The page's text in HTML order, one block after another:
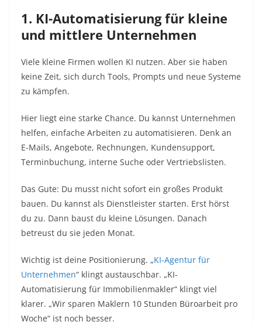
1. KI-Automatisierung für kleine
und mittlere Unternehmen
Viele kleine Firmen wollen KI nutzen. Aber sie haben
keine Zeit, sich durch Tools, Prompts und neue Systeme
zu kämpfen.
Hier liegt eine starke Chance. Du kannst Unternehmen
helfen, einfache Arbeiten zu automatisieren. Denk an
E-Mails, Angebote, Rechnungen, Kundensupport,
Terminbuchung, interne Suche oder Vertriebslisten.
Das Gute: Du musst nicht sofort ein großes Produkt
bauen. Du kannst als Dienstleister starten. Erst hörst
du zu. Dann baust du kleine Lösungen. Danach
betreust du sie jeden Monat.
Wichtig ist deine Positionierung. „KI-Agentur für
Unternehmen“ klingt austauschbar. „KI-
Automatisierung für Immobilienmakler“ klingt viel
klarer. „Wir sparen Maklern 10 Stunden Büroarbeit pro
Woche“ ist noch besser.